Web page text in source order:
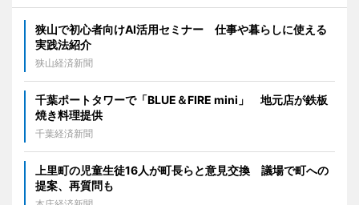
狭山で初心者向けAI活用セミナー 仕事や暮らしに使える
実践法紹介
狭山経済新聞
千葉ポートタワーで「BLUE＆FIRE mini」 地元店が鉄板
焼き料理提供
千葉経済新聞
上里町の児童生徒16人が町長らと意見交換 議場で町への
提案、再質問も